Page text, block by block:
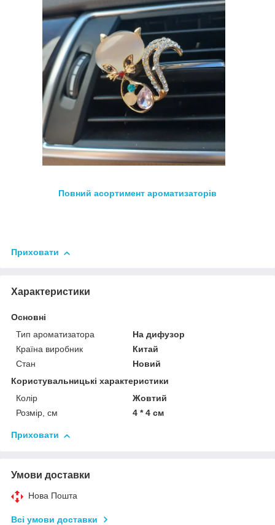
Повний асортимент ароматизаторів
Приховати
Характеристики
Основні
Тип ароматизатора
На дифузор
Країна виробник
Китай
Стан
Новий
Користувальницькі характеристики
Колір
Жовтий
Розмір, см
4 * 4 см
Приховати
Умови доставки
Нова Пошта
Всі умови доставки